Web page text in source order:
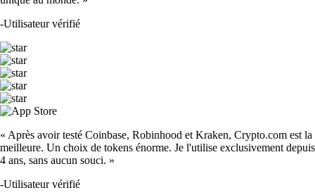
-Utilisateur vérifié
« Après avoir testé Coinbase, Robinhood et Kraken, Crypto.com est la
meilleure. Un choix de tokens énorme. Je l'utilise exclusivement depuis
4 ans, sans aucun souci. »
-Utilisateur vérifié